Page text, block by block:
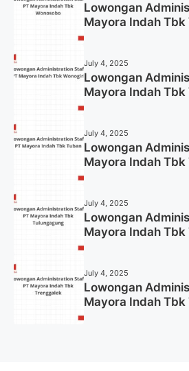
Lowongan
Mayora Indah Tbk
July 4, 2025
Lowongan
Mayora Indah Tbk
July 4, 2025
Lowongan
Mayora Indah Tbk
July 4, 2025
Lowongan
Mayora Indah Tbk
July 4, 2025
Lowongan
Mayora Indah Tbk